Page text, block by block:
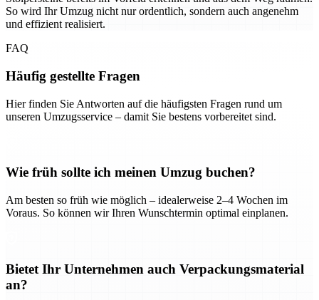
So wird Ihr Umzug nicht nur ordentlich, sondern auch angenehm
und effizient realisiert.
FAQ
Häufig gestellte Fragen
Hier finden Sie Antworten auf die häufigsten Fragen rund um
unseren Umzugsservice – damit Sie bestens vorbereitet sind.
Wie früh sollte ich meinen Umzug buchen?
Am besten so früh wie möglich – idealerweise 2–4 Wochen im
Voraus. So können wir Ihren Wunschtermin optimal einplanen.
Bietet Ihr Unternehmen auch Verpackungsmaterial
an?